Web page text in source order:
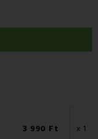
3 990 Ft x 1